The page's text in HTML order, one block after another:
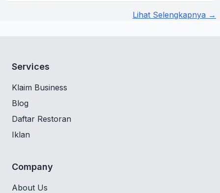
Lihat Selengkapnya →
Services
Klaim Business
Blog
Daftar Restoran
Iklan
Company
About Us